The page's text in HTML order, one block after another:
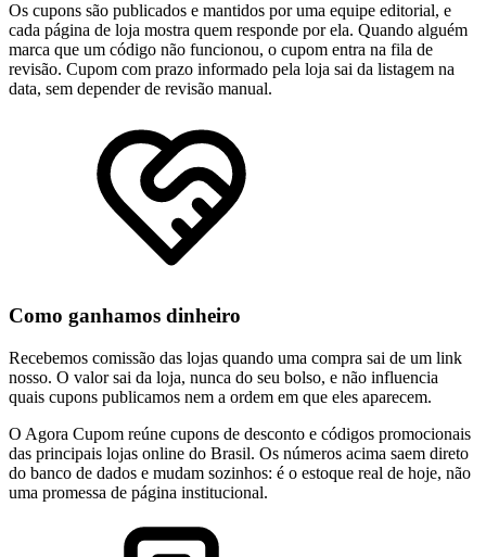
Os cupons são publicados e mantidos por uma equipe editorial, e
cada página de loja mostra quem responde por ela. Quando alguém
marca que um código não funcionou, o cupom entra na fila de
revisão. Cupom com prazo informado pela loja sai da listagem na
data, sem depender de revisão manual.
Como ganhamos dinheiro
Recebemos comissão das lojas quando uma compra sai de um link
nosso. O valor sai da loja, nunca do seu bolso, e não influencia
quais cupons publicamos nem a ordem em que eles aparecem.
O Agora Cupom reúne cupons de desconto e códigos promocionais
das principais lojas online do Brasil. Os números acima saem direto
do banco de dados e mudam sozinhos: é o estoque real de hoje, não
uma promessa de página institucional.